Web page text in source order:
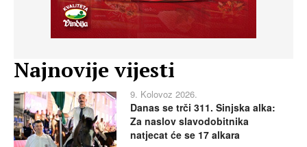
Najnovije vijesti
9. Kolovoz 2026.
Danas se trči 311. Sinjska alka:
Za naslov slavodobitnika
natjecat će se 17 alkara